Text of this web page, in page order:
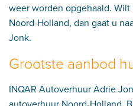
weer worden opgehaald.
Noord-Holland, dan gaat u
Jonk.
Grootste aanbod
INQAR Autoverhuur Adrie